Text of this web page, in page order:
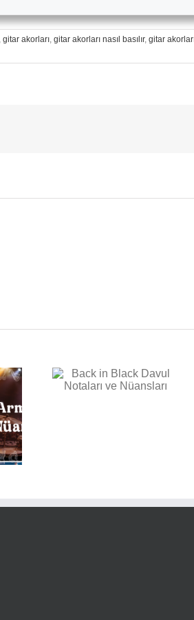
gitar akorları, gitar akorları nasıl basılır, gitar
Davul